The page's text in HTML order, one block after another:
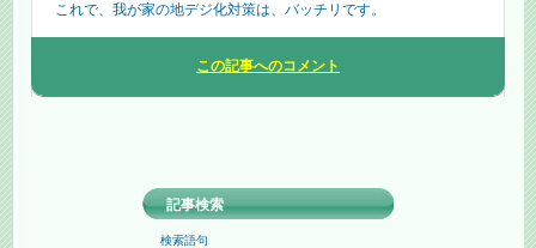
これで、我が家の地デジ化対策は、バッチリです。
この記事へのコメント
記事検索
検索語句